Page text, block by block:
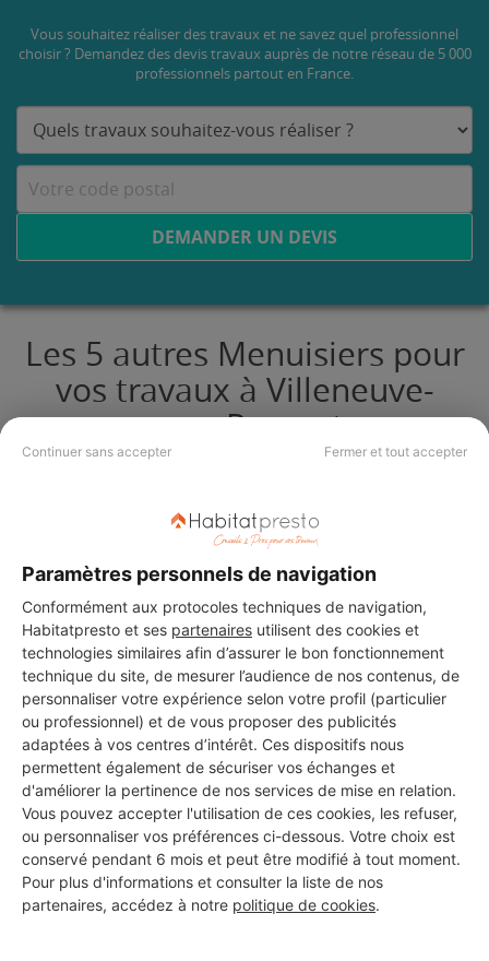
Continuer sans accepter Fermer et tout accepter
Paramètres personnels de navigation
Conformément aux protocoles techniques de navigation,
Habitatpresto et ses partenaires utilisent des cookies et
technologies similaires afin d’assurer le bon fonctionnement
technique du site, de mesurer l’audience de nos contenus, de
personnaliser votre expérience selon votre profil (particulier
ou professionnel) et de vous proposer des publicités
adaptées à vos centres d’intérêt. Ces dispositifs nous
permettent également de sécuriser vos échanges et
d'améliorer la pertinence de nos services de mise en relation.
Vous pouvez accepter l'utilisation de ces cookies, les refuser,
ou personnaliser vos préférences ci-dessous. Votre choix est
conservé pendant 6 mois et peut être modifié à tout moment.
Pour plus d'informations et consulter la liste de nos
partenaires, accédez à notre politique de cookies.
Vous souhaitez réaliser des travaux et ne savez quel professionnel
choisir ? Demandez des devis travaux auprès de notre réseau de 5 000
professionnels partout en France.
DEMANDER UN DEVIS
Les 5 autres Menuisiers pour
vos travaux à Villeneuve-
sous-Pymont
gt rénovation
Villeneuve-sous-Pymont
9 ans d'expérience
Voir sa fiche
Dsm
Villeneuve-sous-Pymont
18 ans d'expérience
Voir sa fiche